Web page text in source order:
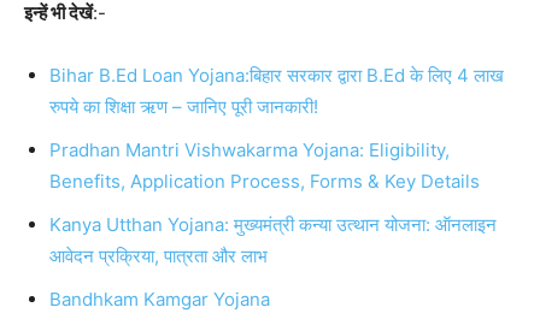
इन्हें भी देखें:-
Bihar B.Ed Loan Yojana:बिहार सरकार द्वारा B.Ed के लिए 4 लाख
रुपये का शिक्षा ऋण – जानिए पूरी जानकारी!
Pradhan Mantri Vishwakarma Yojana: Eligibility,
Benefits, Application Process, Forms & Key Details
Kanya Utthan Yojana: मुख्यमंत्री कन्या उत्थान योजना: ऑनलाइन
आवेदन प्रक्रिया, पात्रता और लाभ
Bandhkam Kamgar Yojana